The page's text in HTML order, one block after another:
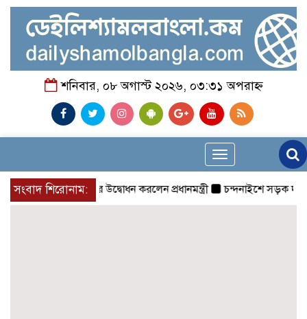
শনিবার, ০৮ অগাস্ট ২০২৬, ০৩:৩১ অপরাহ্ন
Toggle
navigation
সংবাদ শিরোনাম:
সমাবেশের উদ্বোধন করলেন প্রধানমন্ত্রী চন্দনাইশে সড়ক